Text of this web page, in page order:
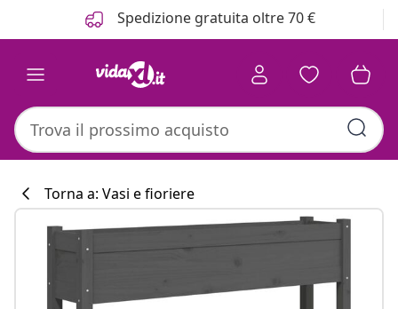
Spedizione gratuita oltre 70 €
Torna a: Vasi e fioriere